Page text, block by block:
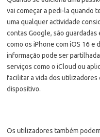
vai começar a pedi-la quando
uma qualquer actividade
contas Google, são
como os iPhone com iOS 16 e
informação pode ser
serviços como o iCloud ou
facilitar a vida dos
dispositivo.
Os utilizadores também